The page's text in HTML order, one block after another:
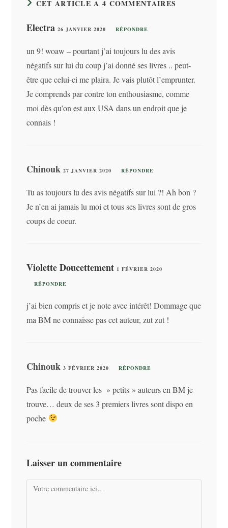
CET ARTICLE A 4 COMMENTAIRES
Electra 26 JANVIER 2020 RÉPONDRE
un 9! woaw – pourtant j’ai toujours lu des avis
négatifs sur lui du coup j’ai donné ses livres .. peut-
être que celui-ci me plaira. Je vais plutôt l’emprunter.
Je comprends par contre ton enthousiasme, comme
moi dès qu’on est aux USA dans un endroit que je
connais !
Chinouk27 JANVIER 2020 RÉPONDRE
Tu as toujours lu des avis négatifs sur lui ?! Ah bon ?
Je n’en ai jamais lu moi et tous ses livres sont de gros
coups de coeur.
Violette Doucettement 1 FÉVRIER 2020
RÉPONDRE
j’ai bien compris et je note avec intérêt! Dommage que
ma BM ne connaisse pas cet auteur, zut zut !
Chinouk3 FÉVRIER 2020 RÉPONDRE
Pas facile de trouver les » petits » auteurs en BM je
trouve… deux de ses 3 premiers livres sont dispo en
poche
Laisser un commentaire
Comment